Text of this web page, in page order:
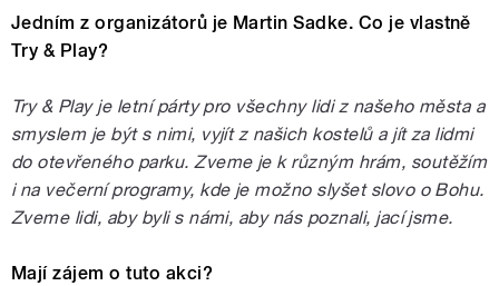
Jedním z organizátorů je Martin Sadke. Co je vlastně
Try & Play?
Try & Play je letní párty pro všechny lidi z našeho města a
smyslem je být s nimi, vyjít z našich kostelů a jít za lidmi
do otevřeného parku. Zveme je k různým hrám, soutěžím
i na večerní programy, kde je možno slyšet slovo o Bohu.
Zveme lidi, aby byli s námi, aby nás poznali, jací jsme.
Mají zájem o tuto akci?